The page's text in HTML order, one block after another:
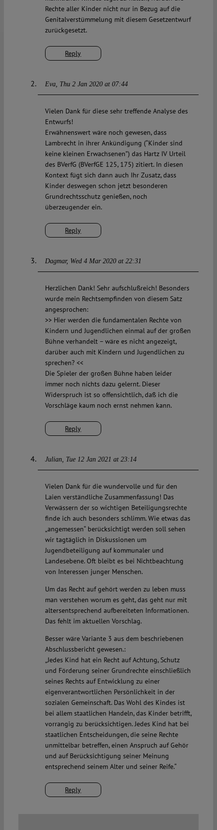
Reply
Rechte aller Kinder nicht nur in Bezug auf die
Genitalverstümmelung mit diesem Gesetzentwurf
zurückgesetzt.
Eva Thu 2 Jan 2020 at 07:44
Reply
Vielen Dank für diese sehr treffende Analyse des
Entwurfs!
Erwähnenswert wäre noch gewesen, dass
Lambrecht in ihrer Ankündigung (“Kinder sind
keine kleinen Erwachsenen”) das Hartz IV Urteil
des BVerfG (BVerfGE 125, 175) zitiert. In diesen
Kontext fügt sich dann auch Ihr Zusatz, dass
Kinder deswegen schon jetzt besonderen
Grundrechtsschutz genießen, noch
überzeugender ein.
Dagmar Wed 4 Mar 2020 at 22:31
Reply
Herzlichen Dank! Sehr aufschlußreich! Besonders
wurde mein Rechtsempfinden von diesem Satz
angesprochen:
>> Hier werden die fundamentalen Rechte von
Kindern und Jugendlichen einmal auf der großen
Bühne verhandelt – wäre es nicht angezeigt,
darüber auch mit Kindern und Jugendlichen zu
sprechen? <<
Die Spieler der großen Bühne haben leider
immer noch nichts dazu gelernt. Dieser
Widerspruch ist so offensichtlich, daß ich die
Vorschläge kaum noch ernst nehmen kann.
Julian Tue 12 Jan 2021 at 23:14
Reply
Vielen Dank für die wundervolle und für den
Laien verständliche Zusammenfassung! Das
Verwässern der so wichtigen Beteiligungsrechte
finde ich auch besonders schlimm. Wie etwas das
„angemessen“ berücksichtigt werden soll sehen
wir tagtäglich in Diskussionen um
Jugendbeteiligung auf kommunaler und
Landesebene. Oft bleibt es bei Nichtbeachtung
von Interessen junger Menschen.
Um das Recht auf gehört werden zu leben muss
man verstehen worum es geht, das geht nur mit
altersentsprechend aufbereiteten Informationen.
Das fehlt im aktuellen Vorschlag.
Besser wäre Variante 3 aus dem beschriebenen
Abschlussbericht gewesen.:
„Jedes Kind hat ein Recht auf Achtung, Schutz
und Förderung seiner Grundrechte einschließlich
seines Rechts auf Entwicklung zu einer
eigenverantwortlichen Persönlichkeit in der
sozialen Gemeinschaft. Das Wohl des Kindes ist
bei allem staatlichen Handeln, das Kinder betrifft,
vorrangig zu berücksichtigen. Jedes Kind hat bei
staatlichen Entscheidungen, die seine Rechte
unmittelbar betreffen, einen Anspruch auf Gehör
und auf Berücksichtigung seiner Meinung
entsprechend seinem Alter und seiner Reife.“